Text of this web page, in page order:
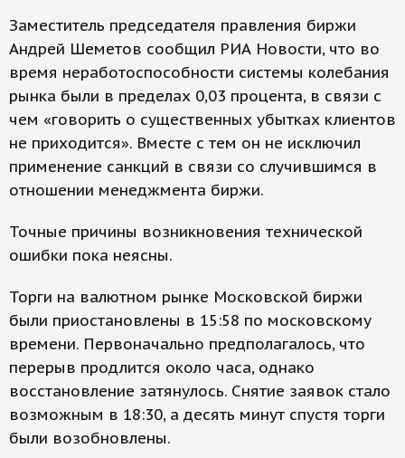
Заместитель председателя правления биржи
Андрей Шеметов сообщил РИА Новости, что во
время неработоспособности системы колебания
рынка были в пределах 0,03 процента, в связи с
чем «говорить о существенных убытках клиентов
не приходится». Вместе с тем он не исключил
применение санкций в связи со случившимся в
отношении менеджмента биржи.
Точные причины возникновения технической
ошибки пока неясны.
Торги на валютном рынке Московской биржи
были приостановлены в 15:58 по московскому
времени. Первоначально предполагалось, что
перерыв продлится около часа, однако
восстановление затянулось. Снятие заявок стало
возможным в 18:30, а десять минут спустя торги
были возобновлены.